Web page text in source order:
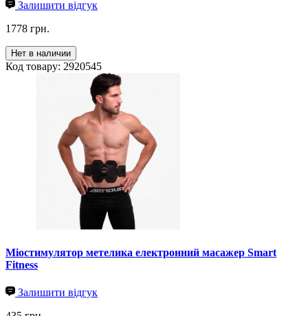
Залишити відгук
1778 грн.
Нет в наличии
Код товару: 2920545
Міостимулятор метелика електронний масажер Smart
Fitness
Залишити відгук